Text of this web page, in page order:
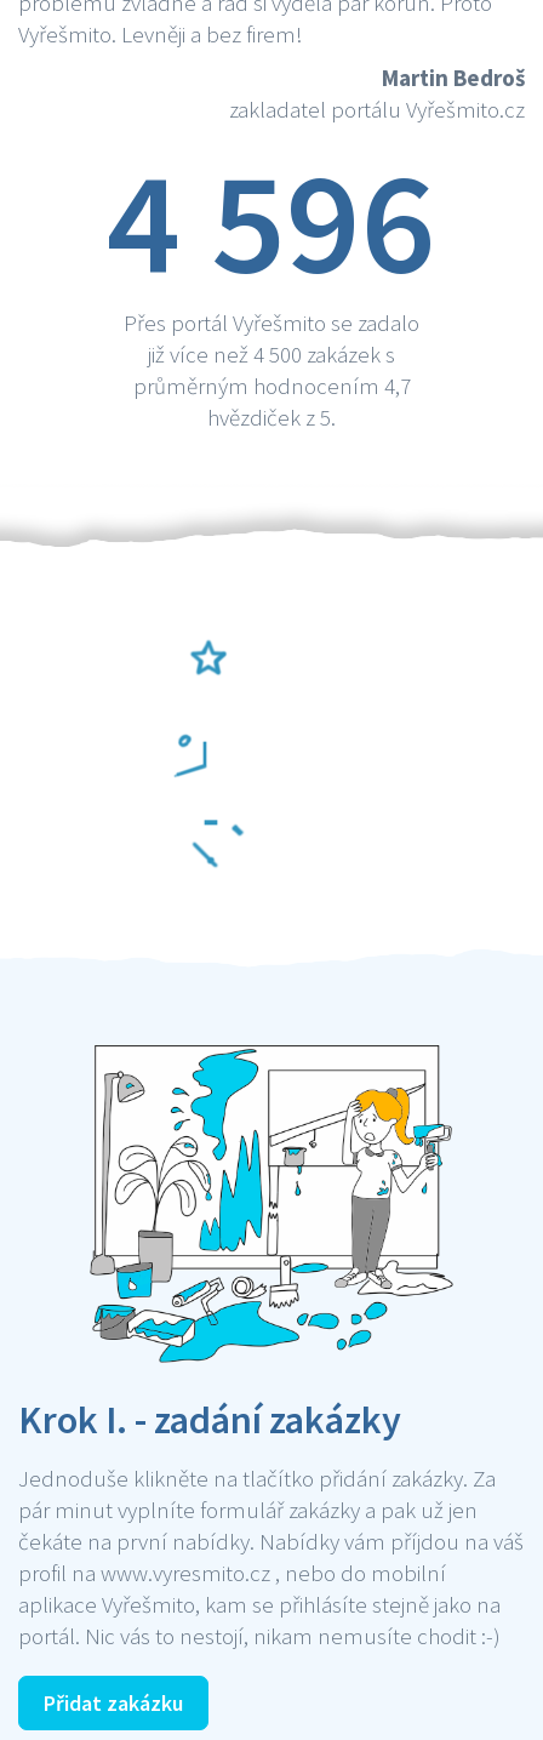
Vyřešmito. Levněji a bez firem!
Martin Bedroš
zakladatel portálu Vyřešmito.cz
4 596
Přes portál Vyřešmito se zadalo
již více než 4 500 zakázek s
průměrným hodnocením 4,7
hvězdiček z 5.
Krok I. - zadání zakázky
Jednoduše klikněte na tlačítko přidání zakázky. Za
pár minut vyplníte formulář zakázky a pak už jen
čekáte na první nabídky. Nabídky vám příjdou na váš
profil na www.vyresmito.cz , nebo do mobilní
aplikace Vyřešmito, kam se přihlásíte stejně jako na
portál. Nic vás to nestojí, nikam nemusíte chodit :-)
Přidat zakázku